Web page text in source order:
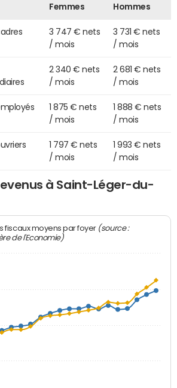
Femmes Hommes
3 747 € nets
/ mois
3 731 € nets
/ mois
2 340 € nets
/ mois
2 681 € nets
/ mois
1 875 € nets
/ mois
1 888 € nets
/ mois
1 797 € nets
/ mois
1 993 € nets
/ mois
à Saint-Léger-du-
fiscaux moyens par foyer (source :
de l'Economie)